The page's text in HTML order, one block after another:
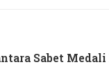
Sabet